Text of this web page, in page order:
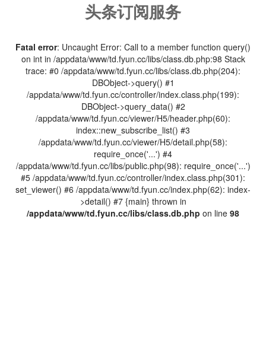
头条订阅服务
Fatal error: Uncaught Error: Call to a member function query()
on int in /appdata/www/td.fyun.cc/libs/class.db.php:98 Stack
trace: #0 /appdata/www/td.fyun.cc/libs/class.db.php(204):
DBObject->query() #1
/appdata/www/td.fyun.cc/controller/index.class.php(199):
DBObject->query_data() #2
/appdata/www/td.fyun.cc/viewer/H5/header.php(60):
index::new_subscribe_list() #3
/appdata/www/td.fyun.cc/viewer/H5/detail.php(58):
require_once('...') #4
/appdata/www/td.fyun.cc/libs/public.php(98): require_once('...')
#5 /appdata/www/td.fyun.cc/controller/index.class.php(301):
set_viewer() #6 /appdata/www/td.fyun.cc/index.php(62): index-
>detail() #7 {main} thrown in
/appdata/www/td.fyun.cc/libs/class.db.php on line 98